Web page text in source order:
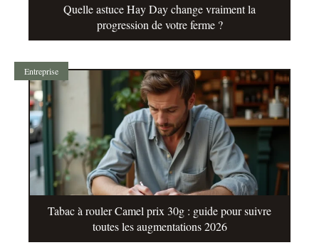
Quelle astuce Hay Day change vraiment la
progression de votre ferme ?
Entreprise
Tabac à rouler Camel prix 30g : guide pour suivre
toutes les augmentations 2026